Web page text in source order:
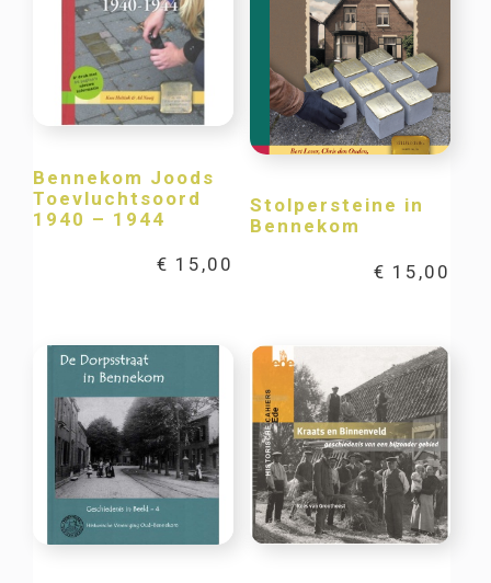
Bennekom Joods
Toevluchtsoord
1940 – 1944
€ 15,00
Stolpersteine in
Bennekom
€ 15,00